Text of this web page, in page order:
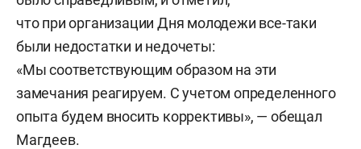
что при организации Дня молодежи все-таки
были недостатки и недочеты:
«Мы соответствующим образом на эти
замечания реагируем. С учетом определенного
опыта будем вносить коррективы», — обещал
Магдеев.